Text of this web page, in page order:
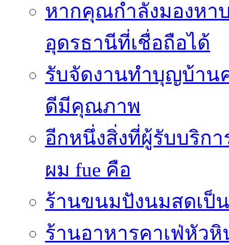
หากคุณกำลังมองหา
อุดรธานีที่เชื่อถือได้
รับจัดงานทำบุญบ้าน
ดีมีคุณภาพ
อีกหนึ่งสิ่งที่ผู้รับบริก
ผม fue คือ
ร้านขนมปังนมสดเป็
ร้านอาหารคาเฟ่หัว